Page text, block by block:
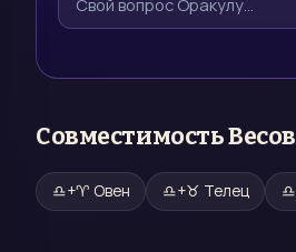
СовместимостьВесов
♎+♈ Овен ♎+♉ Телец ♎